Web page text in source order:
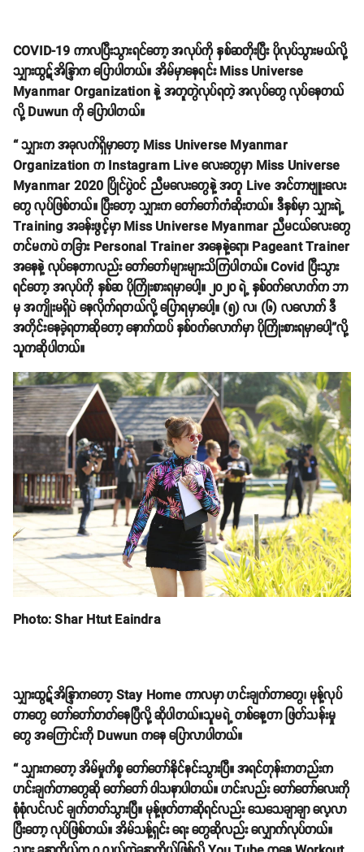
COVID-19 ကာလပြီးသွားရင်တော့ အလုပ်ကို နှစ်ဆတိုးပြီး ပိုလုပ်သွားမယ်လို့
သျှားထွဋ်အိန္ဒြာက ပြောပါတယ်။ အိမ်မှာနေရင်း Miss Universe
Myanmar Organization နဲ့ အတူတွဲလုပ်ရတဲ့ အလုပ်တွေ လုပ်နေတယ်
လို့ Duwun ကို ပြောပါတယ်။
“ သျှားက အခုလက်ရှိမှာတော့ Miss Universe Myanmar
Organization က Instagram Live လေးတွေမှာ Miss Universe
Myanmar 2020 ပြိုင်ပွဲဝင် ညီမလေးတွေနဲ့ အတူ Live အင်တာဗျူးလေး
တွေ လုပ်ဖြစ်တယ်။ ပြီးတော့ သျှားက တော်တော်ကံဆိုးတယ်။ ဒီနှစ်မှာ သျှားရဲ့
Training အခန်းဖွင့်မှာ Miss Universe Myanmar ညီမငယ်လေးတွေ
တင်မကပဲ တခြား Personal Trainer အနေနဲ့ရော၊ Pageant Trainer
အနေနဲ့ လုပ်နေတာလည်း တော်တော်များများသိကြပါတယ်။ Covid ပြီးသွား
ရင်တော့ အလုပ်ကို နှစ်ဆ ပိုကြိုးစားရမှာပေါ့။ ၂၀၂၀ ရဲ့ နှစ်ဝက်လောက်က ဘာ
မှ အကျိုးမရှိပဲ နေလိုက်ရတယ်လို့ ပြောရမှာပေါ့။ (၅) လ၊ (၆) လလောက် ဒီ
အတိုင်းနေခဲ့ရတာဆိုတော့ နောက်ထပ် နှစ်ဝက်လောက်မှာ ပိုကြိုးစားရမှာပေါ့”လို့
သူကဆိုပါတယ်။
Photo: Shar Htut Eaindra
သျှားထွဋ်အိန္ဒြာကတော့ Stay Home ကာလမှာ ဟင်းချက်တာတွေ၊ မုန့်လုပ်
တာတွေ တော်တော်တတ်နေပြီလို့ ဆိုပါတယ်။သူမရဲ့ တစ်နေ့တာ ဖြတ်သန်းမှု
တွေ အကြောင်းကို Duwun ကနေ ပြောလာပါတယ်။
“ သျှားကတော့ အိမ်မှုကိစ္စ တော်တော်နိုင်နင်းသွားပြီ။ အရင်တုန်းကတည်းက
ဟင်းချက်တာတွေဆို တော်တော် ဝါသနာပါတယ်။ ဟင်းလည်း တော်တော်လေးကို
စုံစုံလင်လင် ချက်တတ်သွားပြီ။ မုန့်ဖုတ်တာဆိုရင်လည်း သေသေချာချာ လေ့လာ
ပြီးတော့ လုပ်ဖြစ်တယ်။ အိမ်သန့်ရှင်း ရေး တွေဆိုလည်း လျှောက်လုပ်တယ်။